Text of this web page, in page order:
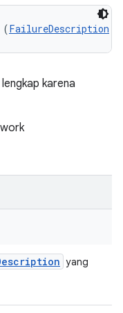
(FailureDescription
karena
yang